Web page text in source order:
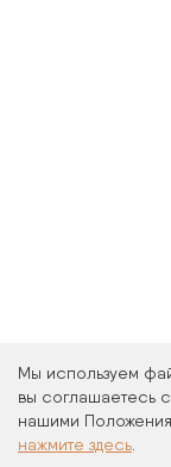
Мы используем
вы соглашаетесь
нашими
нажмите здесь